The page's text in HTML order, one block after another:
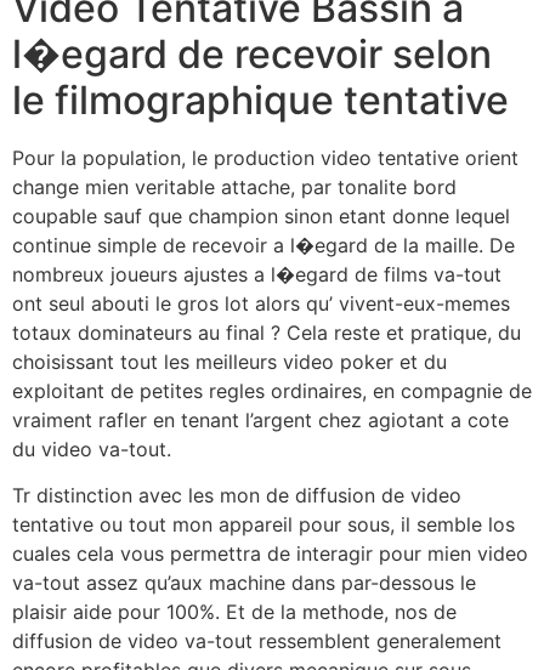
l�egard de recevoir selon
le filmographique tentative
Pour la population, le production video tentative orient
change mien veritable attache, par tonalite bord
coupable sauf que champion sinon etant donne lequel
continue simple de recevoir a l�egard de la maille. De
nombreux joueurs ajustes a l�egard de films va-tout
ont seul abouti le gros lot alors qu’ vivent-eux-memes
totaux dominateurs au final ? Cela reste et pratique, du
choisissant tout les meilleurs video poker et du
exploitant de petites regles ordinaires, en compagnie de
vraiment rafler en tenant l’argent chez agiotant a cote
du video va-tout.
Tr distinction avec les mon de diffusion de video
tentative ou tout mon appareil pour sous, il semble los
cuales cela vous permettra de interagir pour mien video
va-tout assez qu’aux machine dans par-dessous le
plaisir aide pour 100%. Et de la methode, nos de
diffusion de video va-tout ressemblent generalement